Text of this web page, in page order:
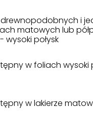
drewnopodobnych i
matowych lub
wysoki połysk
w foliach wysoki
w lakierze